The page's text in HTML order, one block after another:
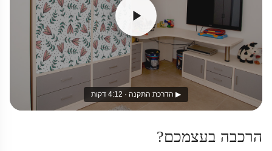
▶ הדרכת התקנה · 4:12 דקות
הרכבה בעצמכם?